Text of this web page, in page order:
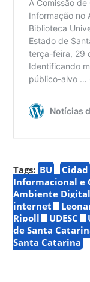
Tags: BU Cidad
Informacional e
Ambiente Digital
internet
Ripoll
UDESC
de Santa
Santa Catarina